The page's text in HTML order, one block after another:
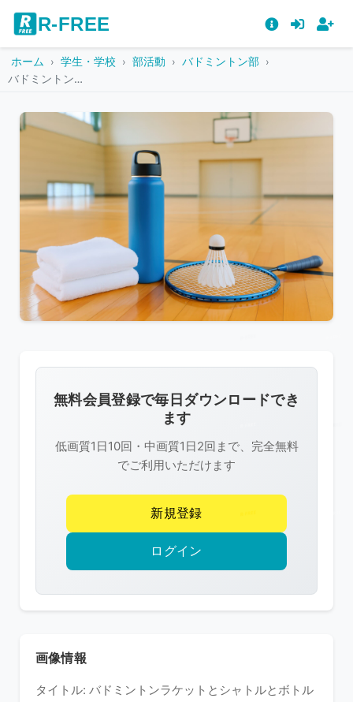
R-FREE
ホーム 学生・学校 部活動
バドミントン部
バドミントンラケットとシャトルとボトルとタオル
像
は
R-
FREE
作
権
護
い
無料会員登録で毎日ダウンロードでき
ます
低画質1日10回・中画質1日2回まで、完全無料
でご利用いただけます
新規登録
ログイン
画像情報
タイトル: バドミントンラケットとシャトルとボトル